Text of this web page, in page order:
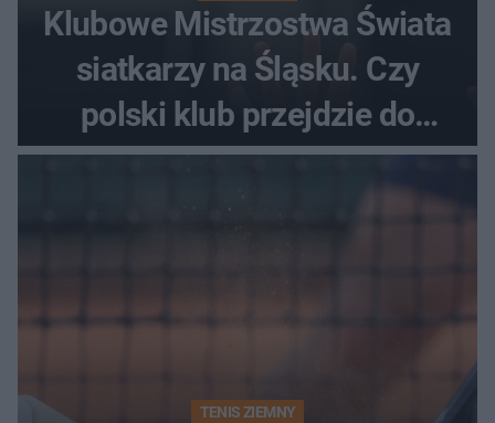
Klubowe Mistrzostwa Świata
siatkarzy na Śląsku. Czy
polski klub przejdzie do
historii
TENIS ZIEMNY